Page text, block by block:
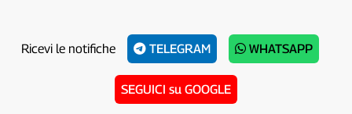
Ricevi le notifiche TELEGRAM WHATSAPP
SEGUICI su GOOGLE